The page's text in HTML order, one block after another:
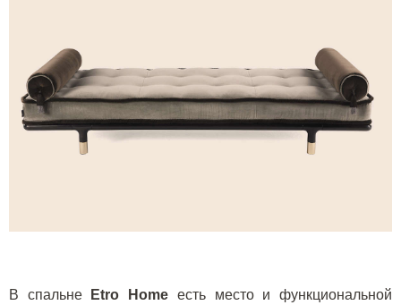
В спальне Etro Home есть место и функциональной